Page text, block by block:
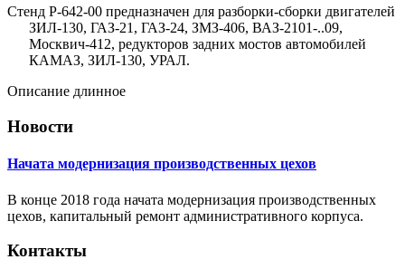
Стенд Р-642-00 предназначен для разборки-сборки двигателей
ЗИЛ-130, ГАЗ-21, ГАЗ-24, ЗМЗ-406, ВАЗ-2101-..09,
Москвич-412, редукторов задних мостов автомобилей
КАМАЗ, ЗИЛ-130, УРАЛ.
Описание длинное
Новости
Начата модернизация производственных цехов
В конце 2018 года начата модернизация производственных
цехов, капитальный ремонт административного корпуса.
Контакты